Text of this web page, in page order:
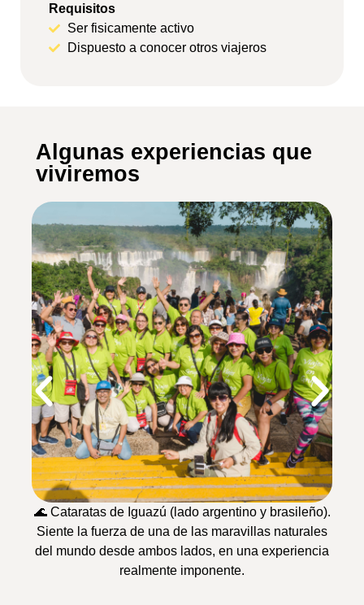
Requisitos
Ser fisicamente activo
Dispuesto a conocer otros viajeros
Algunas experiencias que
viviremos
🌊 Cataratas de Iguazú (lado argentino y brasileño).
Siente la fuerza de una de las maravillas naturales
del mundo desde ambos lados, en una experiencia
realmente imponente.